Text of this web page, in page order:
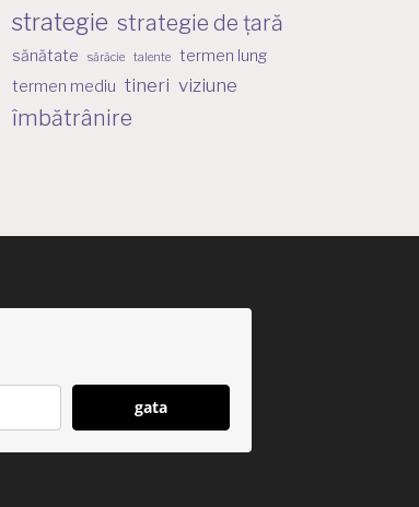
strategie strategie de țară
sănătate sărăcie talente
termen lung
termen mediu tineri viziune
îmbătrânire
gata